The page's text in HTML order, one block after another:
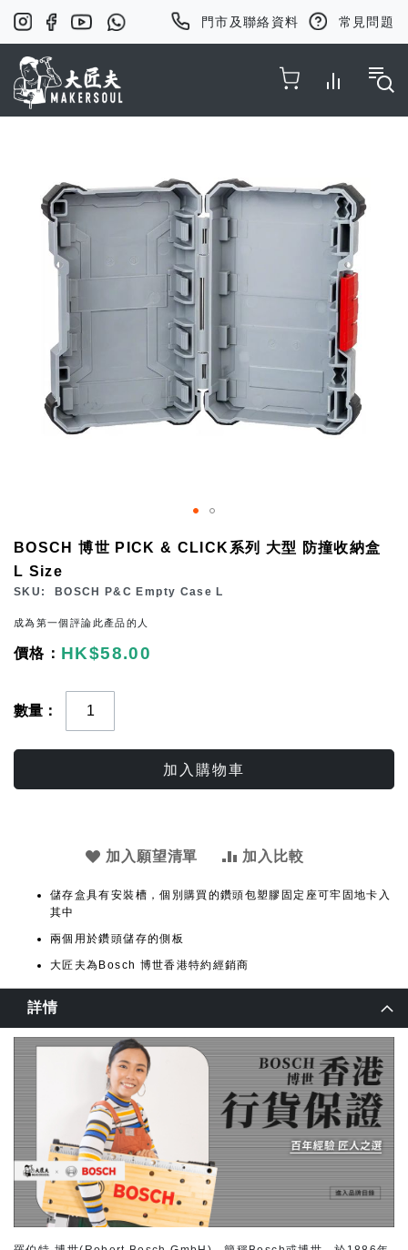
門市及聯絡資料 常見問題
BOSCH 博世 PICK & CLICK系列 大型 防撞收納盒
L Size
SKU BOSCH P&C Empty Case L
成為第一個評論此產品的人
HK$58.00
數量
加入購物車
加入願望清單 加入比較
儲存盒具有安裝槽，個別購買的鑽頭包塑膠固定座可牢固地卡入
其中
兩個用於鑽頭儲存的側板
大匠夫為Bosch 博世香港特約經銷商
images
of
the
gallery
詳情